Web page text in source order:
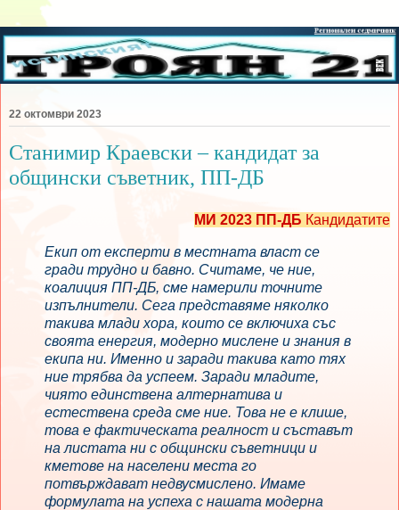
22 октомври 2023
Станимир Краевски – кандидат за
общински съветник, ПП-ДБ
МИ 2023 ПП-ДБ Кандидатите
Екип от експерти в местната власт се
гради трудно и бавно. Считаме, че ние,
коалиция ПП-ДБ, сме намерили точните
изпълнители. Сега представяме няколко
такива млади хора, които се включиха със
своята енергия, модерно мислене и знания в
екипа ни. Именно и заради такива като тях
ние трябва да успеем. Заради младите,
чиято единствена алтернатива и
естествена среда сме ние. Това не е клише,
това е фактическата реалност и съставът
на листата ни с общински съветници и
кметове на населени места го
потвърждават недвусмислено. Имаме
формулата на успеха с нашата модерна